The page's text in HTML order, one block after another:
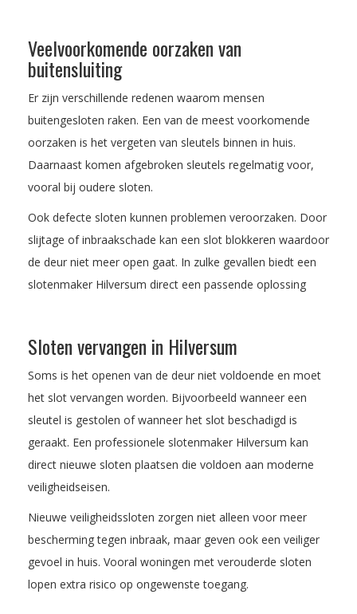
Veelvoorkomende oorzaken van
buitensluiting
Er zijn verschillende redenen waarom mensen
buitengesloten raken. Een van de meest voorkomende
oorzaken is het vergeten van sleutels binnen in huis.
Daarnaast komen afgebroken sleutels regelmatig voor,
vooral bij oudere sloten.
Ook defecte sloten kunnen problemen veroorzaken. Door
slijtage of inbraakschade kan een slot blokkeren waardoor
de deur niet meer open gaat. In zulke gevallen biedt een
slotenmaker Hilversum direct een passende oplossing
Sloten vervangen in Hilversum
Soms is het openen van de deur niet voldoende en moet
het slot vervangen worden. Bijvoorbeeld wanneer een
sleutel is gestolen of wanneer het slot beschadigd is
geraakt. Een professionele slotenmaker Hilversum kan
direct nieuwe sloten plaatsen die voldoen aan moderne
veiligheidseisen.
Nieuwe veiligheidssloten zorgen niet alleen voor meer
bescherming tegen inbraak, maar geven ook een veiliger
gevoel in huis. Vooral woningen met verouderde sloten
lopen extra risico op ongewenste toegang.